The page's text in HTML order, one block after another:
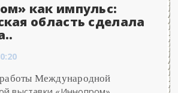
как импульс:
область сделала
Международной